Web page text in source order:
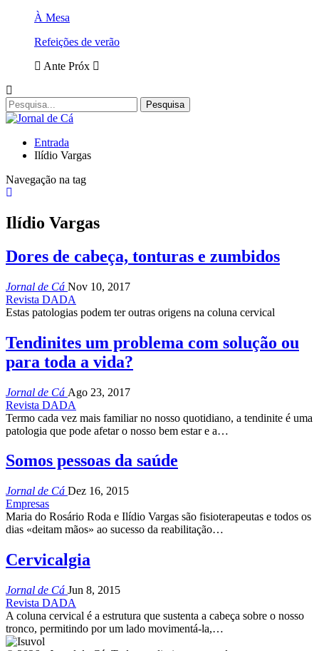
À Mesa
Refeições de verão
Ante Próx
Entrada
Ilídio Vargas
Navegação na tag
Ilídio Vargas
Dores de cabeça, tonturas e zumbidos
Jornal de Cá Nov 10, 2017
Revista DADA
Estas patologias podem ter outras origens na coluna cervical
Tendinites um problema com solução ou
para toda a vida?
Jornal de Cá Ago 23, 2017
Revista DADA
Termo cada vez mais familiar no nosso quotidiano, a tendinite é uma
patologia que pode afetar o nosso bem estar e a…
Somos pessoas da saúde
Jornal de Cá Dez 16, 2015
Empresas
Maria do Rosário Roda e Ilídio Vargas são fisioterapeutas e todos os
dias «deitam mãos» ao sucesso da reabilitação…
Cervicalgia
Jornal de Cá Jun 8, 2015
Revista DADA
A coluna cervical é a estrutura que sustenta a cabeça sobre o nosso
tronco, permitindo por um lado movimentá-la,…